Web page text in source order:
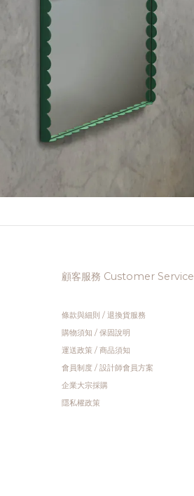
顧客服務 Customer Service
條款與細則 / 退換貨服務
購物須知 / 保固說明
運送政策 / 商品須知
會員制度 / 設計師會員方案
企業大宗採購
隱私權政策